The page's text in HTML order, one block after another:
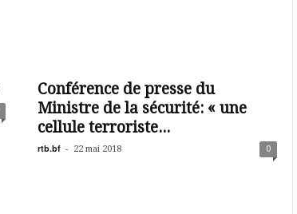
Conférence de presse du
Ministre de la sécurité: « une
cellule terroriste...
rtb.bf - 22 mai 2018 0